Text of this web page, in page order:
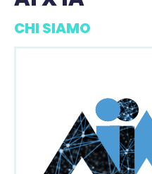
CHI SIAMO